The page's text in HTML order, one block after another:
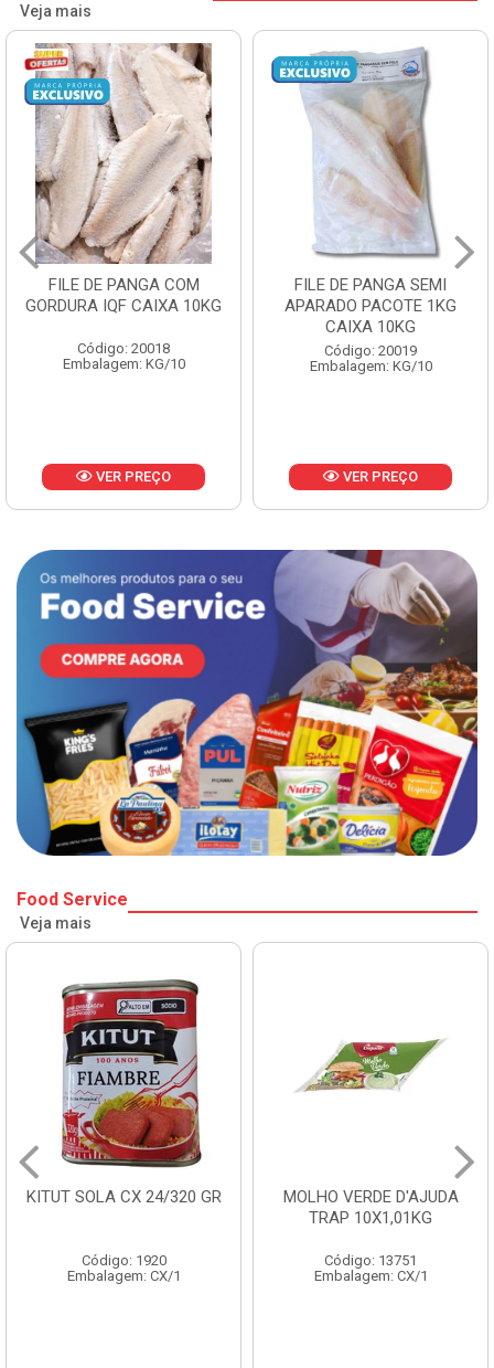
Veja mais
FILE DE PANGA SEMI
APARADO PACOTE 1KG
Código: 20019
Embalagem: KG/10
VER PREÇO
POLACA DESFIADA
PESCAMARES PCT5KG
CX10KG
Código: 20161
Embalagem: KG/10
VER PREÇO
Food Service
Veja mais
KITUT SOLA CX 24/320 GR
Código: 1920
Embalagem: CX/1
MOLHO VERDE D'AJUDA
TRAP 10X1,01KG
Código: 13751
Embalagem: CX/1